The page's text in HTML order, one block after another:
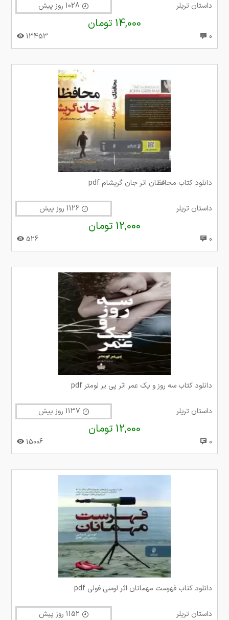
داستان تریلر
14,000 تومان
0
13453
دانلود کتاب محافظان اثر جان گریشام pdf
داستان تریلر 1126 روز پیش
12,000 تومان
0
526
دانلود کتاب سه روز و یک عمر اثر پی یر لومتر pdf
داستان تریلر
12,000 تومان
0
15006
دانلود کتاب فهرست مهمانان اثر لوسی فولی pdf
داستان تریلر